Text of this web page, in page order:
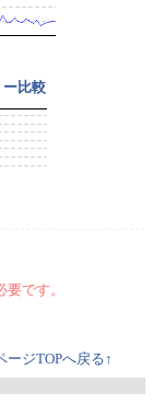
ー比較
です。
ージTOPへ戻る↑